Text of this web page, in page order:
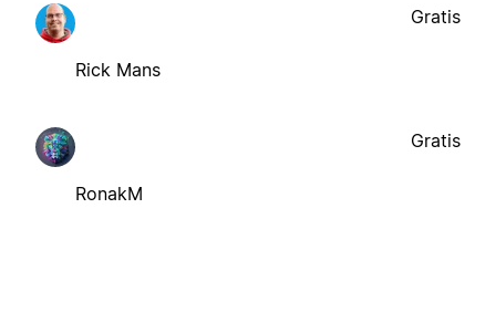
Rick Mans
Gratis
RonakM
Gratis